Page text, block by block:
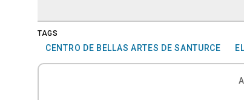
TAGS
CENTRO DE BELLAS ARTES DE SANTURCE